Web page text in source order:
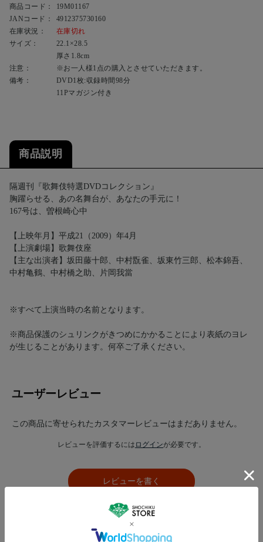
商品コード：
19M01167
JANコード：
4912375730160
在庫状況：
在庫切れ
サイズ：
22.1×28.5
厚さ1.8cm
注意：
※お一人様1点の購入とさせていただきます。
備考：
DVD1枚:収録時間98分
11Pマガジン付き
商品説明
隔週刊『歌舞伎特選DVDコレクション』
胸躍らせる、あの名舞台が、あなたの手元に！
167号は、曽根崎心中
【上映年月】平成21（2009）年4月
【上演劇場】歌舞伎座
【主な出演者】坂田藤十郎、中村翫雀、坂東竹三郎、松本錦吾、
中村亀鶴、中村橋之助、片岡我當
※すべて上演当時の名前となります。
※商品保護のシュリンクがきつめにかかることにより表紙のヨレ
が生じることがあります。何卒ご了承ください。
ユーザーレビュー
この商品に寄せられたカスタマーレビューはまだありません。
レビューを評価するには ログインが必要です。
レビューを書く